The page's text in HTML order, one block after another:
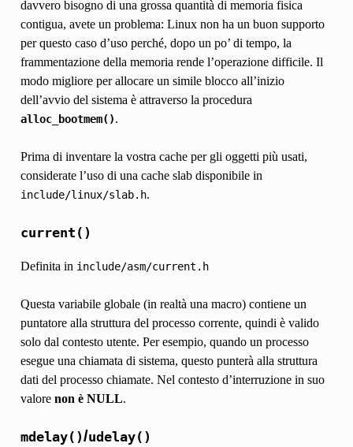
davvero bisogno di una grossa quantità di memoria fisica
contigua, avete un problema: Linux non ha un buon supporto
per questo caso d’uso perché, dopo un po’ di tempo, la
frammentazione della memoria rende l’operazione difficile. Il
modo migliore per allocare un simile blocco all’inizio
dell’avvio del sistema è attraverso la procedura
alloc_bootmem().
Prima di inventare la vostra cache per gli oggetti più usati,
considerate l’uso di una cache slab disponibile in
include/linux/slab.h.
current()
Definita in include/asm/current.h
Questa variabile globale (in realtà una macro) contiene un
puntatore alla struttura del processo corrente, quindi è valido
solo dal contesto utente. Per esempio, quando un processo
esegue una chiamata di sistema, questo punterà alla struttura
dati del processo chiamate. Nel contesto d’interruzione in suo
valore non è NULL.
mdelay()/udelay()